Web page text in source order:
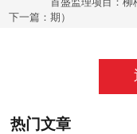
下一篇： 期）
热门文章